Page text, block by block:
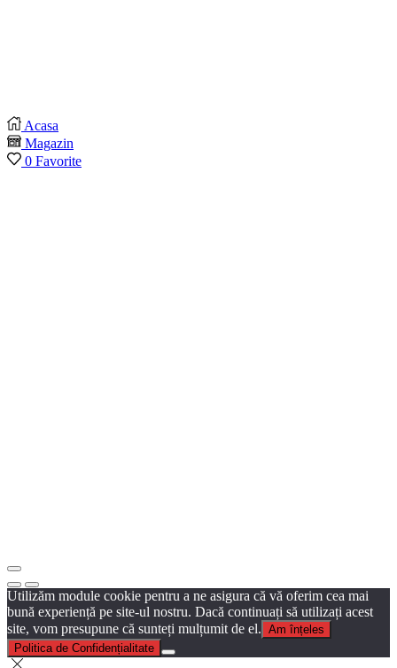
Acasa
Magazin
0 Favorite
Utilizăm module cookie pentru a ne asigura că vă oferim cea mai
bună experiență pe site-ul nostru. Dacă continuați să utilizați acest
site, vom presupune că sunteți mulțumit de el. Am înțeles
Politica de Confidențialitate